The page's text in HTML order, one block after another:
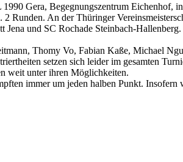
Gera, Begegnungszentrum Eichenhof,
Runden. An der Thüringer
und SC Rochade Steinbach-
Thomy Vo, Fabian Kaße, Michael
setzen sich leider im gesamten
weit unter ihren Möglichkeiten.
immer um jeden halben Punkt.